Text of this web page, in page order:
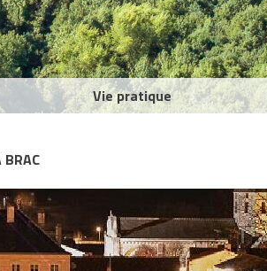
Vie pratique
BRAC